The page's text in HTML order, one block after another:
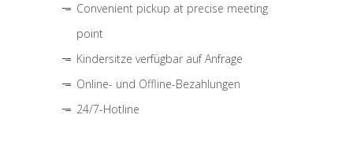
Convenient pickup at precise meeting
point
Kindersitze verfügbar auf Anfrage
Online- und Offline-Bezahlungen
24/7-Hotline